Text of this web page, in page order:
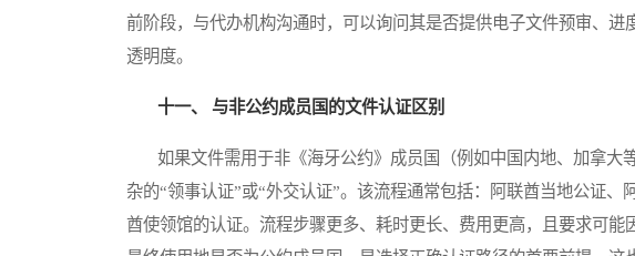
前阶段，与代办机构沟通时，可以询问其是否提供电子文件预审、进
透明度。
十一、 与非公约成员国的文件认证区别
如果文件需用于非《海牙公约》成员国（例如中国内地、加拿大
杂的“领事认证”或“外交认证”。该流程通常包括：阿联酋当地公证
酋使领馆的认证。流程步骤更多、耗时更长、费用更高，且要求可